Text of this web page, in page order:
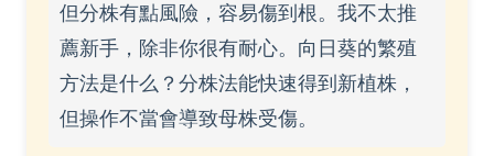
但分株有點風險，容易傷到根。我不太推
薦新手，除非你很有耐心。向日葵的繁殖
方法是什么？分株法能快速得到新植株，
但操作不當會導致母株受傷。